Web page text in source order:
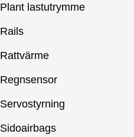
Plant lastutrymme
Rails
Rattvärme
Regnsensor
Servostyrning
Sidoairbags